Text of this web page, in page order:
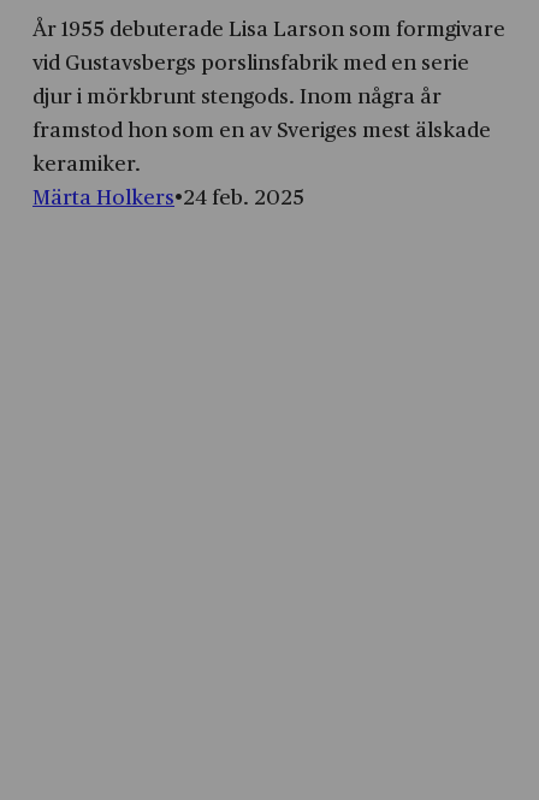
År 1955 debuterade Lisa Larson som formgivare
vid Gustavsbergs porslins­fabrik med en serie
djur i mörkbrunt sten­gods. Inom några år
framstod hon som en av Sveriges mest älskade
keramiker.
Märta Holkers 24 feb. 2025